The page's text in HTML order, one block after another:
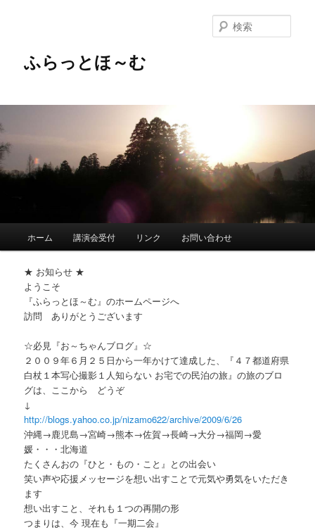
へ
移
動
ふらっとほ～む
索
ホーム 講演会受付 リンク お問い合わせ
★ お知らせ ★
ようこそ
『ふらっとほ～む』のホームページへ
訪問 ありがとうございます
☆必見『お～ちゃんブログ』☆
２００９年６月２５日から一年かけて達成した、『４７都道府県
白杖１本写心撮影１人知らない お宅での民泊の旅』の旅のブロ
グは、ここから どうぞ
↓
http://blogs.yahoo.co.jp/nizamo622/archive/2009/6/26
沖縄→鹿児島→宮崎→熊本→佐賀→長崎→大分→福岡→愛
媛・・・北海道
たくさんおの『ひと・もの・こと』との出会い
笑い声や応援メッセージを想い出すことで元気や勇気をいただき
ます
想い出すこと、それも１つの再開の形
つまりは、今 現在も『一期二会』